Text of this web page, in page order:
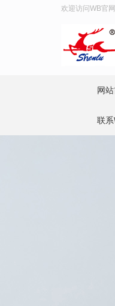
欢迎访问WB官
网
联系